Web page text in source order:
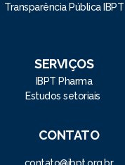
Transparência Pública IBPT
SERVIÇOS
IBPT Pharma
Estudos setoriais
CONTATO